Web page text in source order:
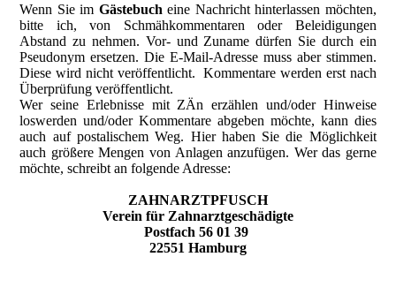
Wenn Sie im Gästebuch eine Nachricht hinterlassen möchten,
bitte ich, von Schmähkommentaren oder Beleidigungen
Abstand zu nehmen. Vor- und Zuname dürfen Sie durch ein
Pseudonym ersetzen. Die E-Mail-Adresse muss aber stimmen.
Diese wird nicht veröffentlicht. Kommentare werden erst nach
Überprüfung veröffentlicht.
Wer seine Erlebnisse mit ZÄn erzählen und/oder Hinweise
loswerden und/oder Kommentare abgeben möchte, kann dies
auch auf postalischem Weg. Hier haben Sie die Möglichkeit
auch größere Mengen von Anlagen anzufügen. Wer das gerne
möchte, schreibt an folgende Adresse:
ZAHNARZTPFUSCH
Verein für Zahnarztgeschädigte
Postfach 56 01 39
22551 Hamburg